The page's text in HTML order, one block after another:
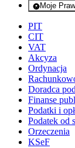
Moje
-
PIT
CIT
VAT
Akcyza
Ordynacja
Doradca
Finanse
Podatki i
Podatek od
Orzeczenia
KSeF